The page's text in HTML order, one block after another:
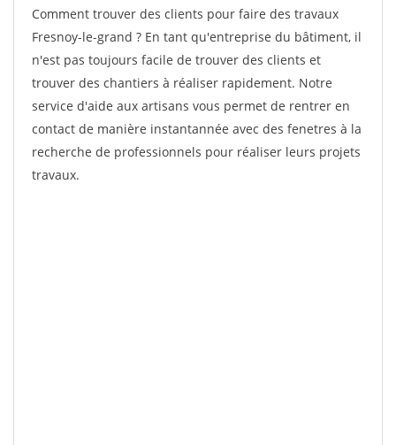
Comment trouver des clients pour faire des travaux
Fresnoy-le-grand ? En tant qu'entreprise du bâtiment, il
n'est pas toujours facile de trouver des clients et
trouver des chantiers à réaliser rapidement. Notre
service d'aide aux artisans vous permet de rentrer en
contact de manière instantannée avec des fenetres à la
recherche de professionnels pour réaliser leurs projets
travaux.